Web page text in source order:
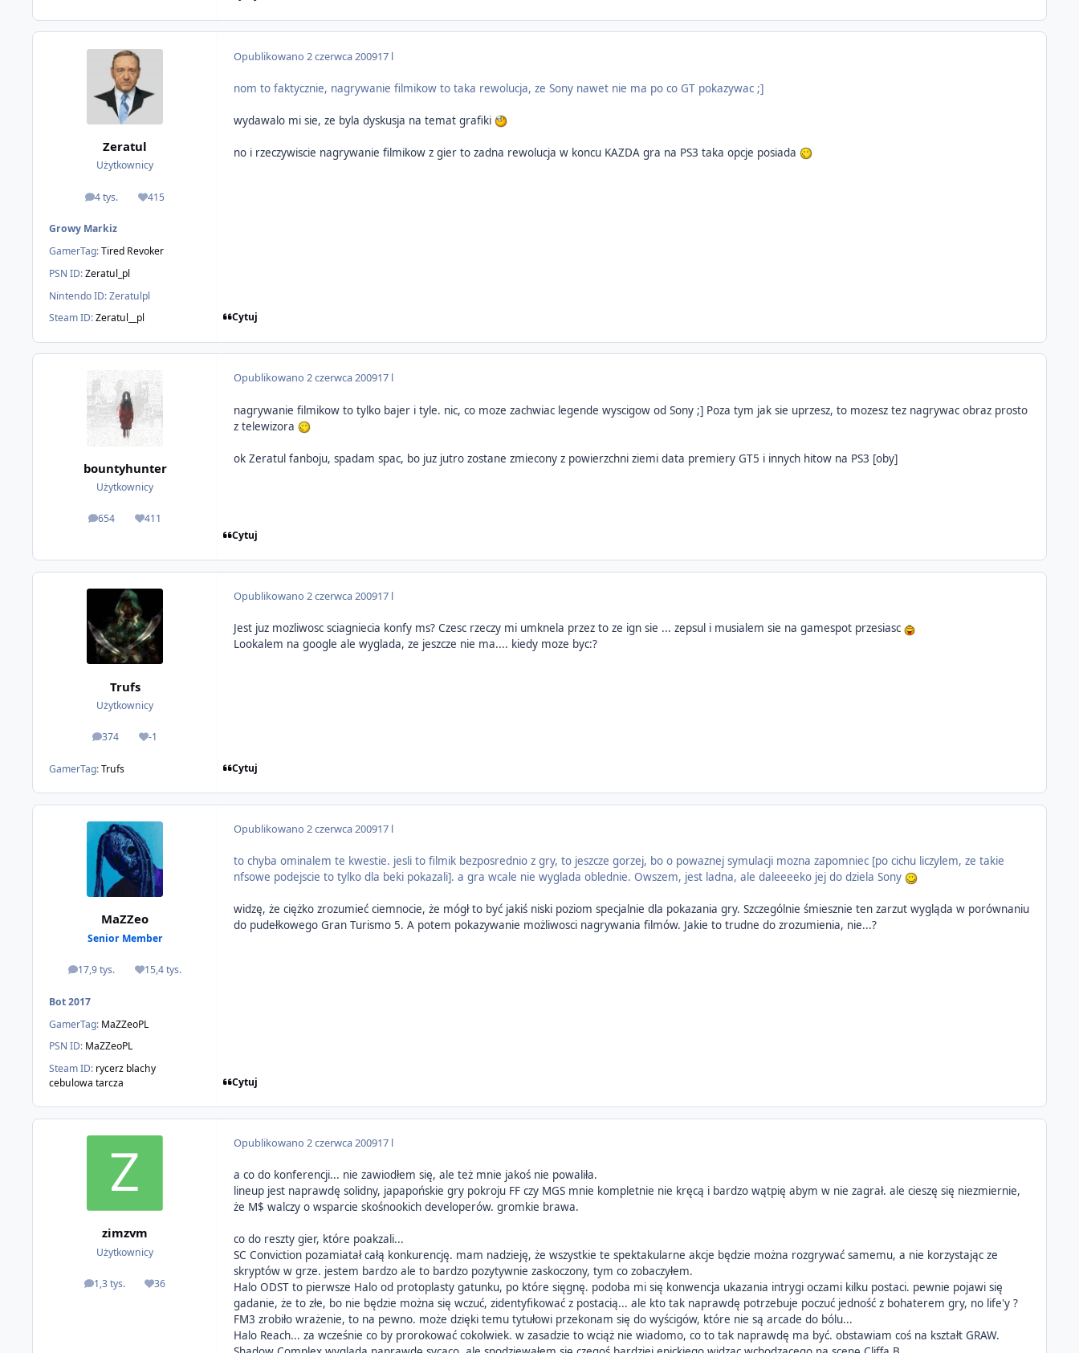
Zeratul
Użytkownicy
4 tys.
odpowiedzi415
Reputacja
Growy Markiz
GamerTag:Tired Revoker
PSN ID:Zeratul_pl
Nintendo ID:Zeratulpl
Steam ID:Zeratul__pl
Opublikowano 2 czerwca 200917 l
nom to faktycznie, nagrywanie filmikow to taka rewolucja, ze Sony nawet nie ma po co GT pokazywac ;]
wydawalo mi sie, ze byla dyskusja na temat grafiki
no i rzeczywiscie nagrywanie filmikow z gier to zadna rewolucja w koncu KAZDA gra na PS3 taka opcje posiada
Cytuj
bountyhunter
Użytkownicy
654
odpowiedzi411
Reputacja
Opublikowano2 czerwca 200917 l
nagrywanie filmikow to tylko bajer i tyle. nic, co moze zachwiac legende wyscigow od Sony ;] Poza tym jak sie uprzesz, to mozesz tez nagrywac obraz prosto
z telewizora
ok Zeratul fanboju, spadam spac, bo juz jutro zostane zmiecony z powierzchni ziemi data premiery GT5 i innych hitow na PS3 [oby]
Cytuj
Trufs
Użytkownicy
374
odpowiedzi
-1
Reputacja
GamerTag:Trufs
Opublikowano2 czerwca 200917 l
Jest juz mozliwosc sciagniecia konfy ms? Czesc rzeczy mi umknela przez to ze ign sie ... zepsul i musialem sie na gamespot przesiasc
Lookalem na google ale wyglada, ze jeszcze nie ma.... kiedy moze byc:?
Cytuj
MaZZeo
Senior Member
17,9 tys.
odpowiedzi15,4 tys.
Reputacja
Bot 2017
GamerTag: MaZZeoPL
PSN ID: MaZZeoPL
Steam ID: rycerz blachy
cebulowa tarcza
Opublikowano2 czerwca 200917 l
to chyba ominalem te kwestie. jesli to filmik bezposrednio z gry, to jeszcze gorzej, bo o powaznej symulacji mozna zapomniec [po cichu liczylem, ze takie
nfsowe podejscie to tylko dla beki pokazali]. a gra wcale nie wyglada oblednie. Owszem, jest ladna, ale daleeeeko jej do dziela Sony
widzę, że ciężko zrozumieć ciemnocie, że mógł to być jakiś niski poziom specjalnie dla pokazania gry. Szczególnie śmiesznie ten zarzut wygląda w porównaniu
do pudełkowego Gran Turismo 5. A potem pokazywanie możliwosci nagrywania filmów. Jakie to trudne do zrozumienia, nie...?
Cytuj
zimzvm
Użytkownicy
1,3 tys.
odpowiedzi36
Reputacja
Opublikowano2 czerwca 200917 l
a co do konferencji... nie zawiodłem się, ale też mnie jakoś nie powaliła.
lineup jest naprawdę solidny, japapońskie gry pokroju FF czy MGS mnie kompletnie nie kręcą i bardzo wątpię abym w nie zagrał. ale cieszę się niezmiernie,
że M$ walczy o wsparcie skośnookich developerów. gromkie brawa.
co do reszty gier, które poakzali...
SC Conviction pozamiatał całą konkurencję. mam nadzieję, że wszystkie te spektakularne akcje będzie można rozgrywać samemu, a nie korzystając ze
skryptów w grze. jestem bardzo ale to bardzo pozytywnie zaskoczony, tym co zobaczyłem.
Halo ODST to pierwsze Halo od protoplasty gatunku, po które sięgnę. podoba mi się konwencja ukazania intrygi oczami kilku postaci. pewnie pojawi się
gadanie, że to złe, bo nie będzie można się wczuć, zidentyfikować z postacią... ale kto tak naprawdę potrzebuje poczuć jedność z bohaterem gry, no life'y ?
FM3 zrobiło wrażenie, to na pewno. może dzięki temu tytułowi przekonam się do wyścigów, które nie są arcade do bólu...
Halo Reach... za wcześnie co by prorokować cokolwiek. w zasadzie to wciąż nie wiadomo, co to tak naprawdę ma być. obstawiam coś na kształt GRAW.